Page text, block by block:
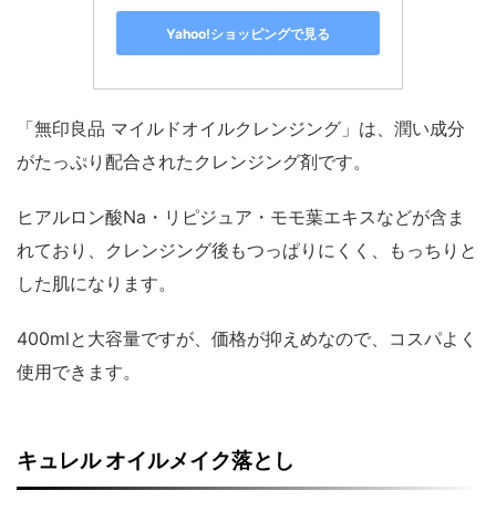
Yahoo!ショッピングで見る
「無印良品 マイルドオイルクレンジング」は、潤い成分
がたっぷり配合されたクレンジング剤です。
ヒアルロン酸Na・リピジュア・モモ葉エキスなどが含ま
れており、クレンジング後もつっぱりにくく、もっちりと
した肌になります。
400mlと大容量ですが、価格が抑えめなので、コスパよく
使用できます。
キュレル オイルメイク落とし